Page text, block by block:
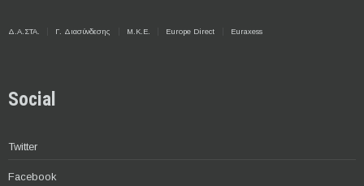
Δ.Α.ΣΤΑ. Γ. Διασύνδεσης Μ.Κ.Ε. Europe Direct Euraxess
Social
Twitter
Facebook